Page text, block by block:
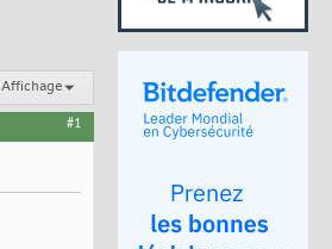
Affichage
#1